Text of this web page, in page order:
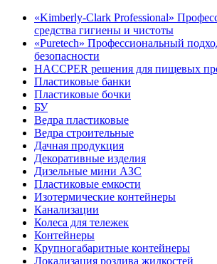
«Kimberly-Clark Professional»
средства гигиены и чистоты
«Puretech» Профессиональный
безопасности
HACCPER решения для пищевых
Пластиковые банки
Пластиковые бочки
БУ
Ведра пластиковые
Ведра строительные
Дачная продукция
Декоративные изделия
Дизельные мини АЗС
Пластиковые емкости
Изотермические контейнеры
Канализации
Колеса для тележек
Контейнеры
Крупногабаритные контейнеры
Локализация розлива жидкостей